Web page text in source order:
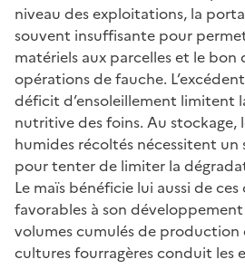
niveau des exploitations, la
souvent insuffisante pour
matériels aux parcelles et le
opérations de fauche.
déficit d’ensoleillement limitent
nutritive des foins. Au stockage,
humides récoltés nécessitent
pour tenter de limiter la
Le maïs bénéficie lui aussi de
favorables à son développement
volumes cumulés de production
cultures fourragères conduit les